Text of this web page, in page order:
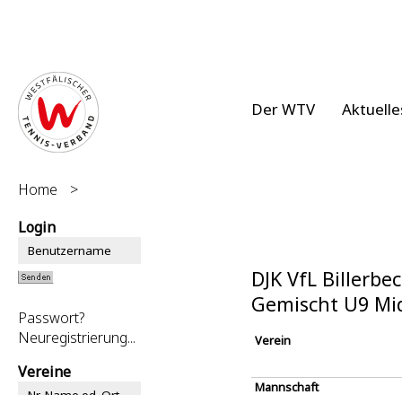
Der WTV
Home
>
Login
Passwort?
Neuregistrierung...
Vereine
DJK VfL
Gemischt U9
Verein
Mannschaft